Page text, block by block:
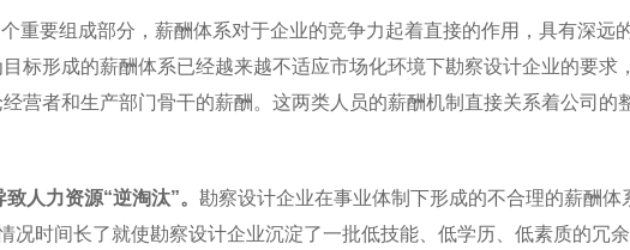
要组成部分，薪酬体系对于企业的竞争力起着直接的作用，具有深远
标形成的薪酬体系已经越来越不适应市场化环境下勘察设计企业的要
营者和生产部门骨干的薪酬。这两类人员的薪酬机制直接关系着公司
致人力资源“逆淘汰”。 勘察设计企业在事业体制下形成的不合理的薪酬
况时间长了就使勘察设计企业沉淀了一批低技能、低学历、低素质的冗